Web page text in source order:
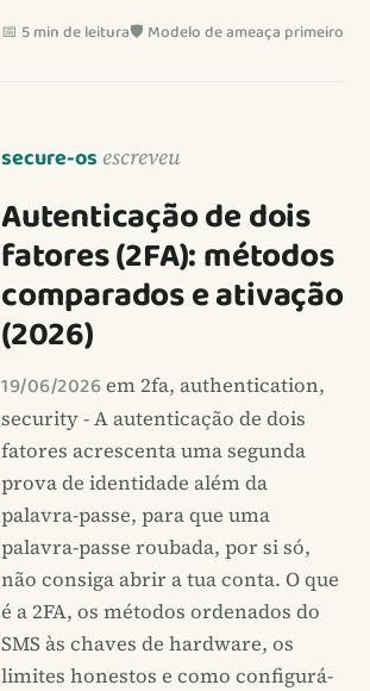
📅 5 min de leitura🛡️ Modelo de ameaça primeiro
secure-os escreveu
Autenticação de dois
fatores (2FA): métodos
comparados e ativação
(2026)
19/06/2026em 2fa, authentication,
security - A autenticação de dois
fatores acrescenta uma segunda
prova de identidade além da
palavra-passe, para que uma
palavra-passe roubada, por si só,
não consiga abrir a tua conta. O que
é a 2FA, os métodos ordenados do
SMS às chaves de hardware, os
limites honestos e como configurá-